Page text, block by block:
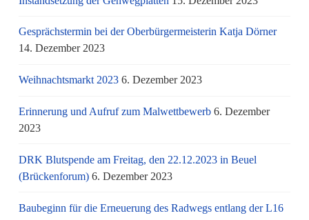
Gesprächstermin bei der Oberbürgermeisterin Katja Dörner
14. Dezember 2023
Weihnachtsmarkt 2023 6. Dezember 2023
Erinnerung und Aufruf zum Malwettbewerb 6. Dezember
2023
DRK Blutspende am Freitag, den 22.12.2023 in Beuel
(Brückenforum) 6. Dezember 2023
Baubeginn für die Erneuerung des Radwegs entlang der L16